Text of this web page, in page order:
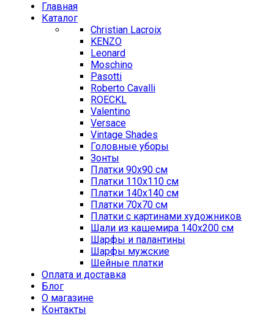
Главная
Каталог
Christian Lacroix
KENZO
Leonard
Moschino
Pasotti
Roberto Cavalli
ROECKL
Valentino
Versace
Vintage Shades
Головные уборы
Зонты
Платки 90х90 см
Платки 110х110 см
Платки 140х140 см
Платки 70х70 см
Платки с картинами художников
Шали из кашемира 140х200 см
Шарфы и палантины
Шарфы мужские
Шейные платки
Оплата и доставка
Блог
О магазине
Контакты